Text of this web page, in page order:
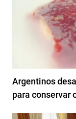
Argentinos
para conservar